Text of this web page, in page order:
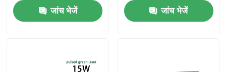
कारखाना भ्रमण
जांच भेजें
जांच भेजें